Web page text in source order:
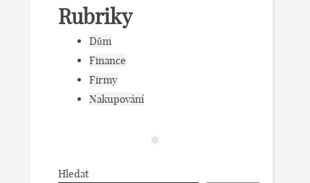
Rubriky
Dům
Finance
Firmy
Nakupování
Hledat